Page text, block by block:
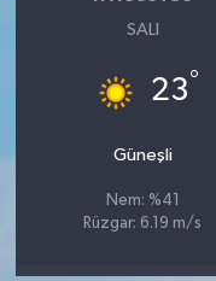
SALI
23°
Güneşli
Nem: %41
Rüzgar: 6.19 m/s